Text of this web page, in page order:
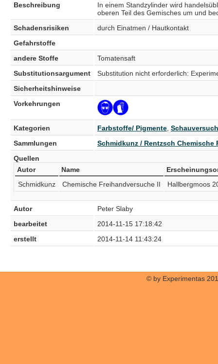
Beschreibung
In einem Standzylinder wird
oberen Teil des Gemisches um und
Schadensrisiken
durch Einatmen / Hautkontakt
Gefahrstoffe
andere Stoffe
Tomatensaft
Substitutionsargument
Substitution nicht erforderlich:
Sicherheitshinweise
Vorkehrungen
Kategorien Farbstoffe/ Pigmente
Sammlungen
Schmidkunz / Rentzsch Chemische
Quellen
Autor
Name
Schmidkunz
Chemische Freihandversuche II Hallbergmoos
Autor
Peter Slaby
bearbeitet
2014-11-15 17:18:42
erstellt
2014-11-14 11:43:24
© by Experimentas